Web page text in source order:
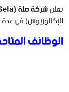
تعلنشركة صلة (Sela)
البكالوريوس) في
الوظائف